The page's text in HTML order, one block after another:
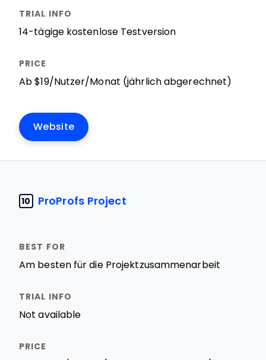
14-tägige kostenlose Testversion
Ab $19/Nutzer/Monat (jährlich abgerechnet)
Website
10 ProProfs Project
Am besten für die Projektzusammenarbeit
Not available